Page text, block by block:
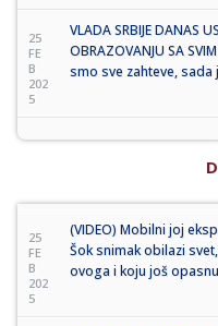
25
FE
B
202
5
VLADA SRBIJE DANAS
OBRAZOVANJU SA
smo sve zahteve,
25
FE
B
202
5
(VIDEO) Mobilni joj
Šok snimak obilazi
ovoga i koju još